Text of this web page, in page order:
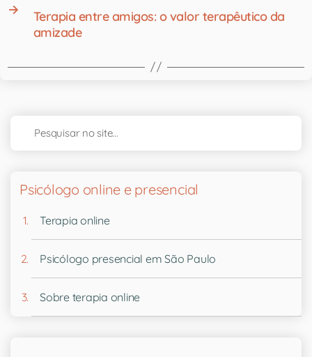
→
Terapia entre amigos: o valor terapêutico da
amizade
Psicólogo online e presencial
Terapia online
Psicólogo presencial em São Paulo
Sobre terapia online